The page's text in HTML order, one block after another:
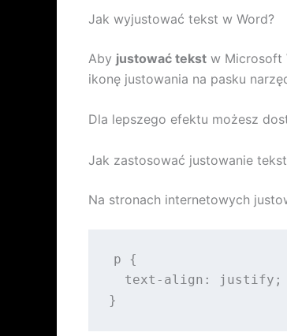
Jak wyjustować tekst w Word?
Aby justować tekst w Microsoft
ikonę justowania na pasku
Dla lepszego efektu możesz
Jak zastosować justowanie
Na stronach internetowych
p {
  text-align: justify;